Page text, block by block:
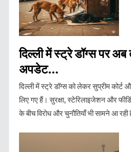
दिल्ली में स्ट्रे डॉग्स पर
अपडेट...
दिल्ली में स्ट्रे डॉग्स को लेकर सुप्रीम
लिए गए हैं। सुरक्षा, स्टेरिलाइजेशन और
के बीच विरोध और चुनौतियाँ भी सामने आ रही